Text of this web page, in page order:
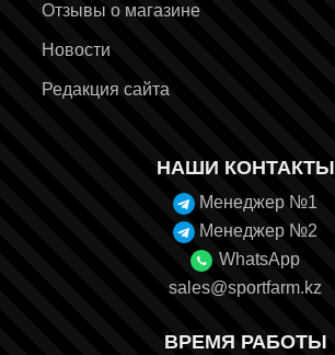
Отзывы о магазине
Новости
Редакция сайта
НАШИ КОНТАКТЫ
Менеджер №1
Менеджер №2
WhatsApp
sales@sportfarm.kz
ВРЕМЯ РАБОТЫ